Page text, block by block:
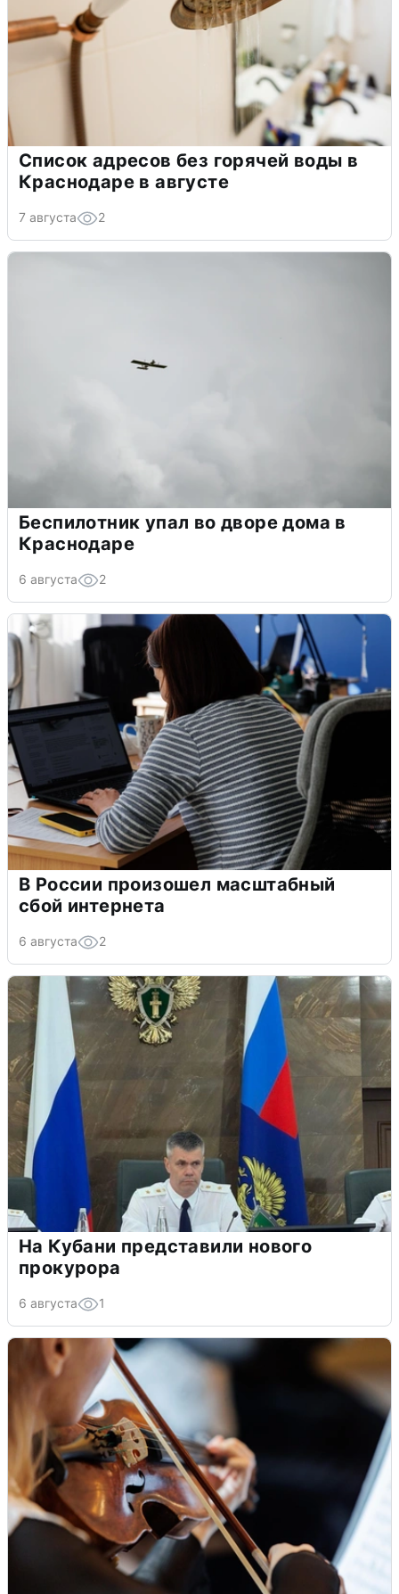
Список адресов без горячей воды в
Краснодаре в августе
7 августа 2
Беспилотник упал во дворе дома в
Краснодаре
6 августа 2
В России произошел масштабный
сбой интернета
6 августа 2
На Кубани представили нового
прокурора
6 августа 1